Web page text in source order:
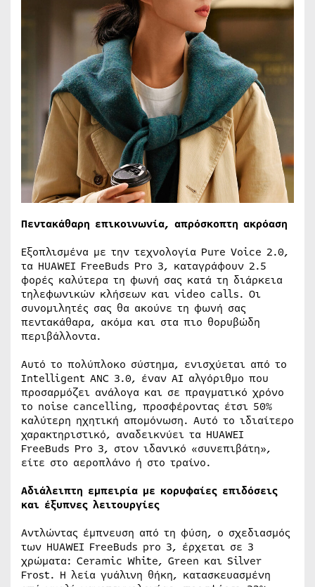
Πεντακάθαρη επικοινωνία, απρόσκοπτη ακρόαση
Εξοπλισμένα με την τεχνολογία Pure Voice 2.0,
τα HUAWEI FreeBuds Pro 3, καταγράφουν 2.5
φορές καλύτερα τη φωνή σας κατά τη διάρκεια
τηλεφωνικών κλήσεων και video calls. Οι
συνομιλητές σας θα ακούνε τη φωνή σας
πεντακάθαρα, ακόμα και στα πιο θορυβώδη
περιβάλλοντα.
Αυτό το πολύπλοκο σύστημα, ενισχύεται από το
Intelligent ANC 3.0, έναν AI αλγόριθμο που
προσαρμόζει ανάλογα και σε πραγματικό χρόνο
το noise cancelling, προσφέροντας έτσι 50%
καλύτερη ηχητική απομόνωση. Αυτό το ιδιαίτερο
χαρακτηριστικό, αναδεικνύει τα HUAWEI
FreeBuds Pro 3, στον ιδανικό «συνεπιβάτη»,
είτε στο αεροπλάνο ή στο τραίνο.
Αδιάλειπτη εμπειρία με κορυφαίες επιδόσεις
και έξυπνες λειτουργίες
Αντλώντας έμπνευση από τη φύση, ο σχεδιασμός
των HUAWEI FreeBuds pro 3, έρχεται σε 3
χρώματα: Ceramic White, Green και Silver
Frost. Η λεία γυάλινη θήκη, κατασκευασμένη